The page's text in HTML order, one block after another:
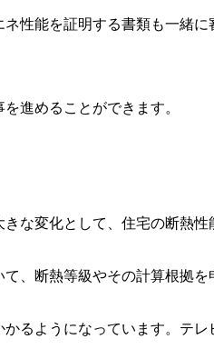
性能を証明する書類も一緒に
進めることができます。
な変化として、住宅の断熱性
、断熱等級やその計算根拠を
るようになっています。テレ